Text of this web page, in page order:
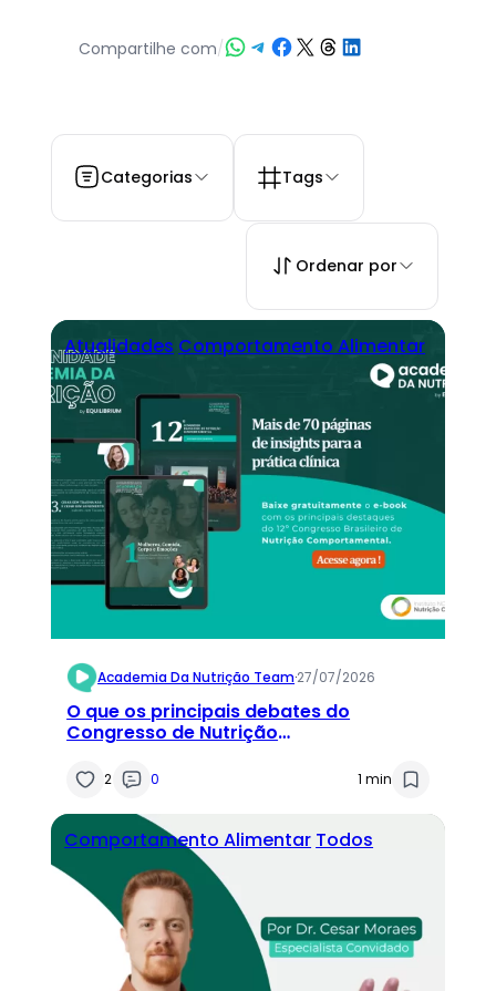
Compartilhe com/Share on WhatsApp
Share on Telegram
Share on Facebook
Share on X Share on Threads
Share on LinkedIn
Categorias Tags
Ordenar por
Atualidades Comportamento Alimentar
Academia Da Nutrição Team·27/07/2026
O que os principais debates do
Congresso de Nutrição
à sua prática clínica?
2 0 1 min
Comportamento Alimentar Todos